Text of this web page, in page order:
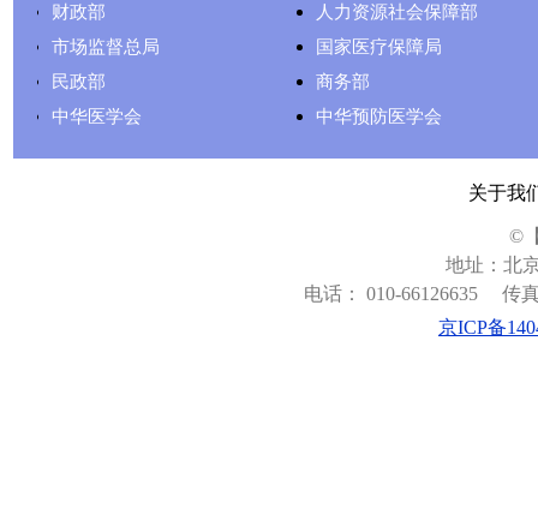
财政部
人力资源社会保障部
市场监督总局
国家医疗保障局
民政部
商务部
中华医学会
中华预防医学会
关于我
©
地址：北
电话： 010-66126635
传
京ICP备